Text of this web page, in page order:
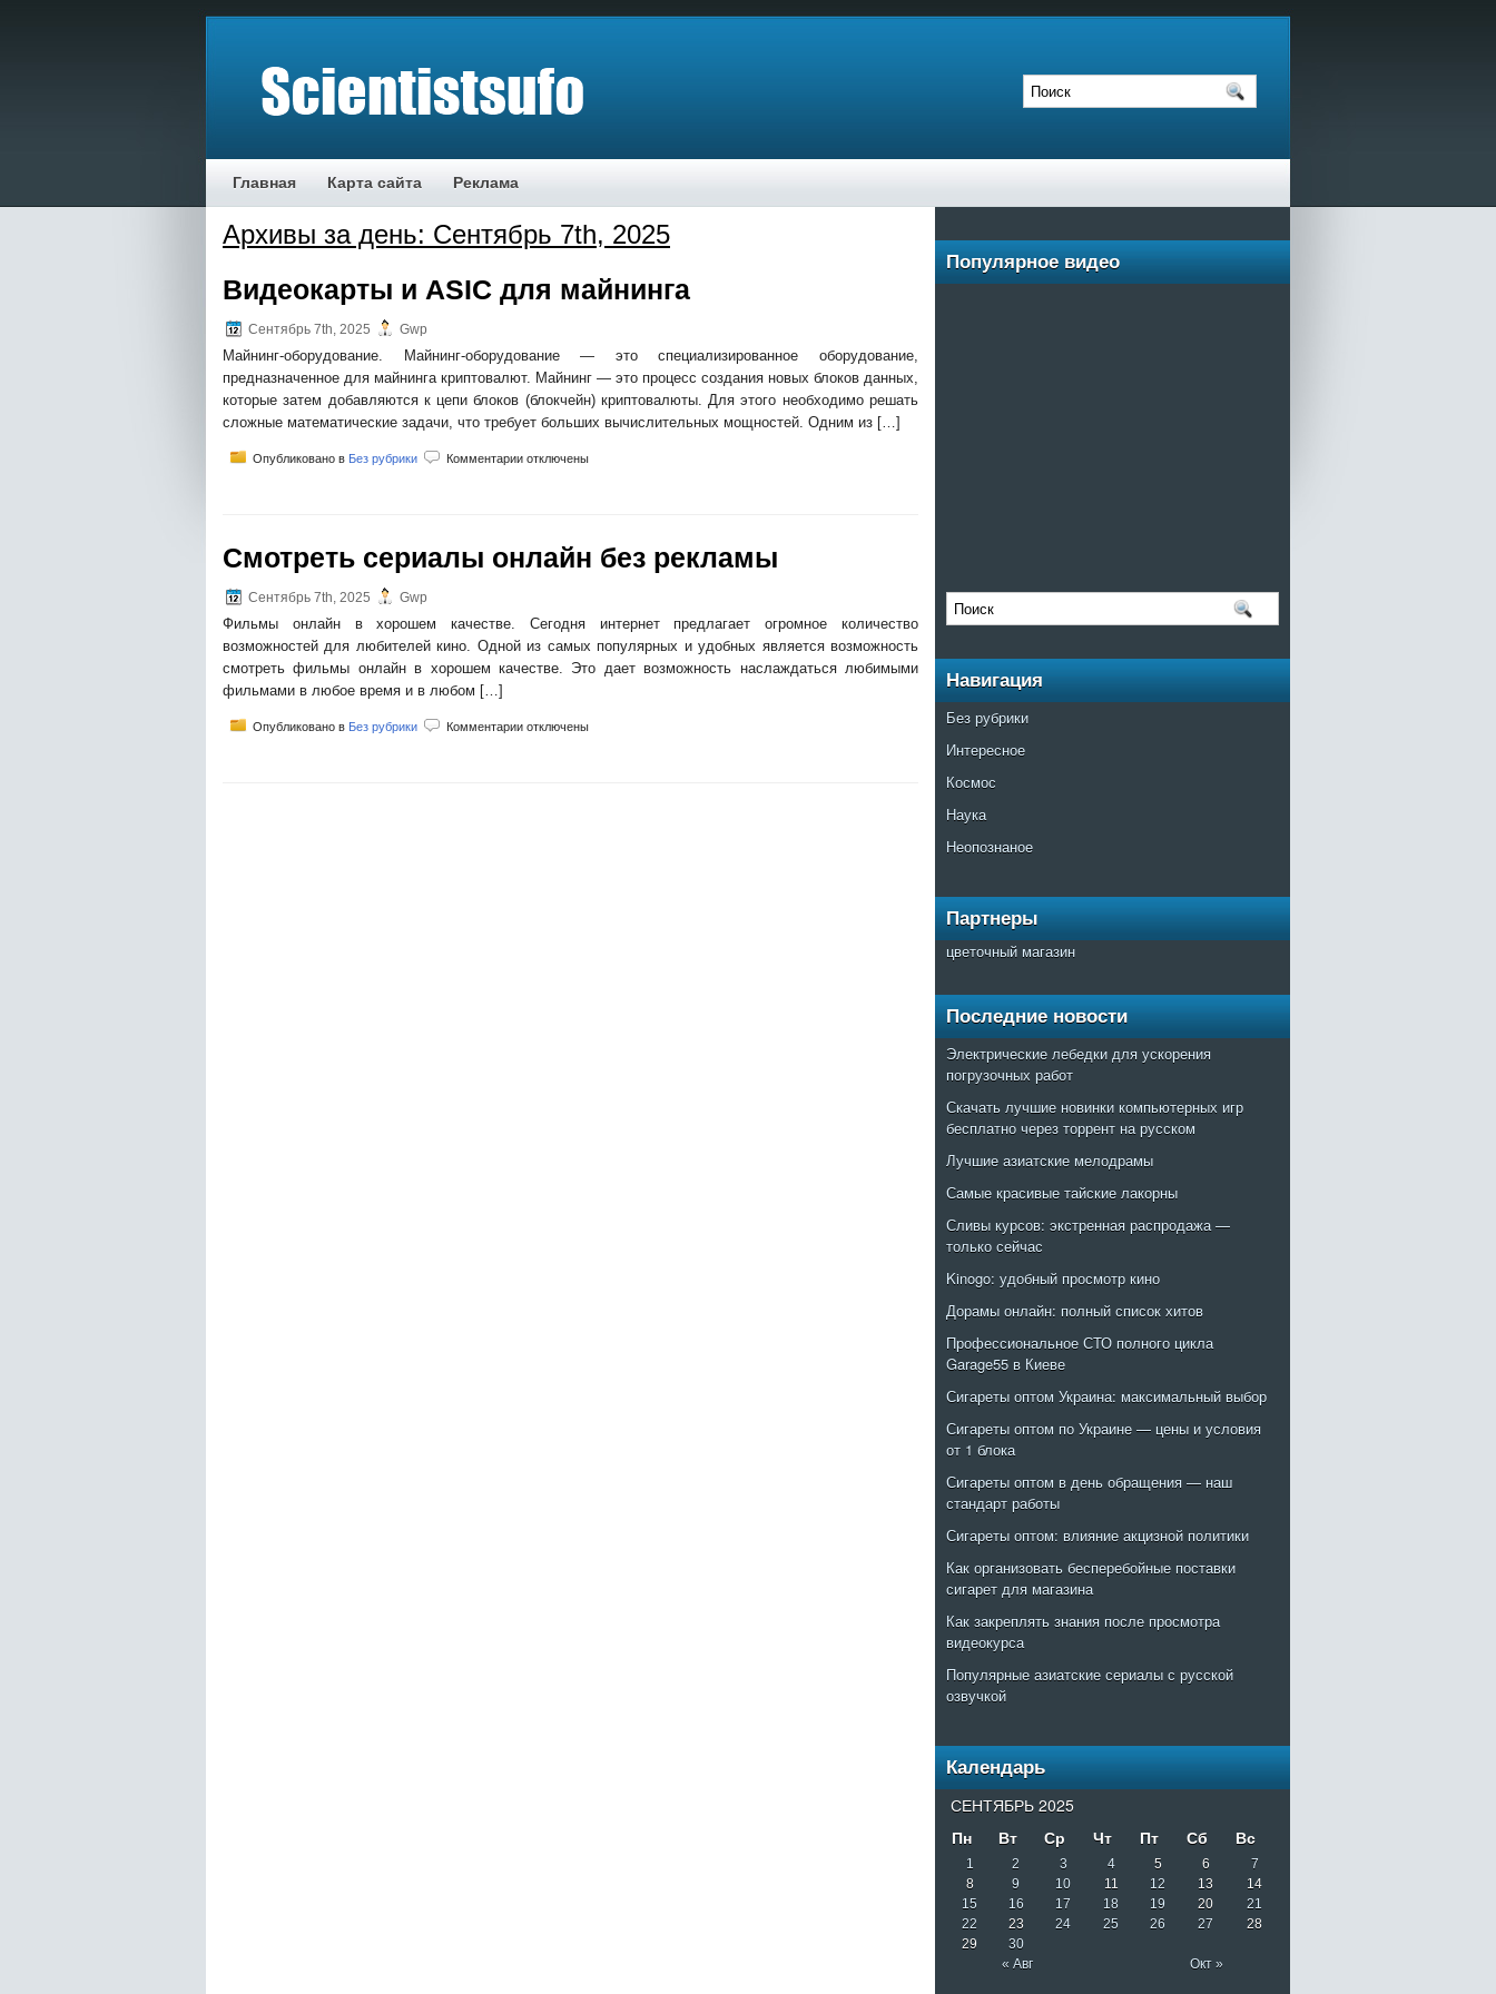
Главная Карта сайта Реклама
Архивы за день: Сентябрь 7th, 2025
Видеокарты и ASIC для майнинга
Сентябрь 7th, 2025 Gwp
Майнинг-оборудование. Майнинг-оборудование — это специализированное оборудование,
предназначенное для майнинга криптовалют. Майнинг — это процесс создания новых блоков данных,
которые затем добавляются к цепи блоков (блокчейн) криптовалюты. Для этого необходимо решать
сложные математические задачи, что требует больших вычислительных мощностей. Одним из […]
Опубликовано в Без рубрики Комментарии отключены
Смотреть сериалы онлайн без рекламы
Сентябрь 7th, 2025 Gwp
Фильмы онлайн в хорошем качестве. Сегодня интернет предлагает огромное количество
возможностей для любителей кино. Одной из самых популярных и удобных является возможность
смотреть фильмы онлайн в хорошем качестве. Это дает возможность наслаждаться любимыми
фильмами в любое время и в любом […]
Опубликовано в Без рубрики Комментарии отключены
Популярное видео
Навигация
Без рубрики
Интересное
Космос
Наука
Неопознаное
Партнеры
цветочный магазин
Последние новости
Электрические лебедки для ускорения
погрузочных работ
Скачать лучшие новинки компьютерных игр
бесплатно через торрент на русском
Лучшие азиатские мелодрамы
Самые красивые тайские лакорны
Сливы курсов: экстренная распродажа —
только сейчас
Kinogo: удобный просмотр кино
Дорамы онлайн: полный список хитов
Профессиональное СТО полного цикла
Garage55 в Киеве
Сигареты оптом Украина: максимальный выбор
Сигареты оптом по Украине — цены и условия
от 1 блока
Сигареты оптом в день обращения — наш
стандарт работы
Сигареты оптом: влияние акцизной политики
Как организовать бесперебойные поставки
сигарет для магазина
Как закреплять знания после просмотра
видеокурса
Популярные азиатские сериалы с русской
озвучкой
Календарь
СЕНТЯБРЬ 2025
Пн
Вт Ср Чт Пт Сб Вс
« Авг Окт »
1 2 3 4 5 6
7
8
9 10 11 12 13
14
15
16 17 18 19 20
21
22
23 24 25 26 27
28
29
30